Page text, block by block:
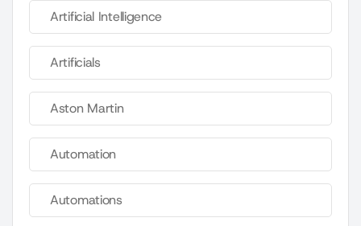
Artificial Intelligence
Artificials
Aston Martin
Automation
Automations